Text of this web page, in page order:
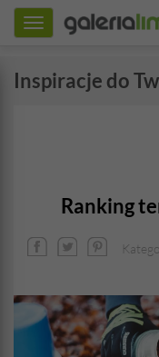
Toggle
navigation
Inspiracje do
Ranking